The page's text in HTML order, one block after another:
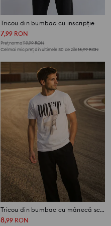
Tricou din bumbac cu inscripție
7,99 RON
Preț normal19,99RON
Cel mai mic preț din ultimele 30 de zile15,99RON
Tricou din bumbac cu mânecă scurtă
8,99 RON